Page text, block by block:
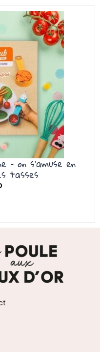
– on s’amuse en
tasses